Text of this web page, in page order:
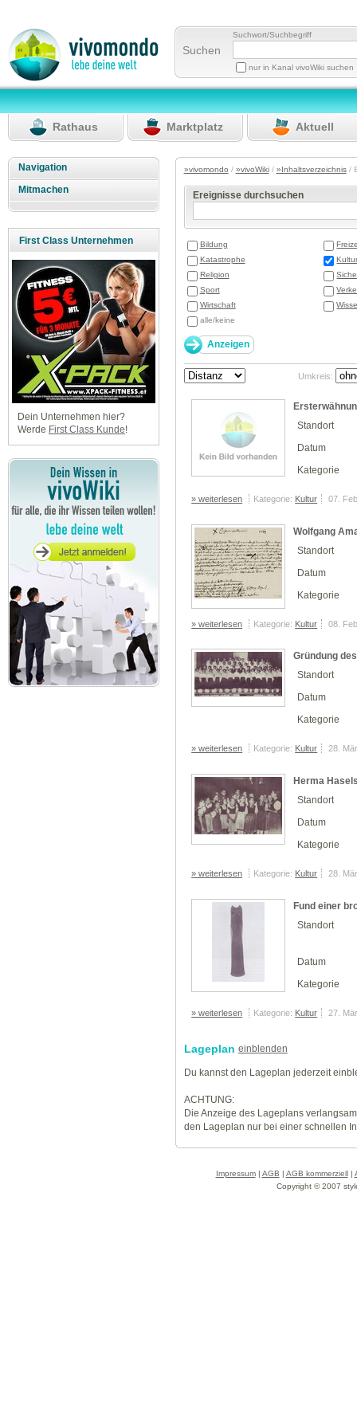
Suchen
Suchwort/Suchbegriff
nur in Kanal vivoWiki suchen
Rathaus Marktplatz Aktuell
Navigation
Mitmachen
First Class Unternehmen
Dein Unternehmen hier?
Werde First Class Kunde!
»vivomondo / »vivoWiki/ »Inhaltsverzeichnis/
Ereignisse durchsuchen
Bildung
Katastrophe
Religion
Sport
Wirtschaft
alle/keine
Umkreis:
Standort
Datum
Kategorie
» weiterlesen Kategorie: Kultur 07.
Wolfgang
Standort
Datum
Kategorie
» weiterlesen Kategorie: Kultur 08.
Gründung
Standort
Datum
Kategorie
» weiterlesen Kategorie: Kultur 28.
Herma
Standort
Datum
Kategorie
» weiterlesen Kategorie: Kultur 28.
Fund einer
Standort
Datum
Kategorie
» weiterlesen Kategorie: Kultur 27.
Lageplan einblenden
Du kannst den Lageplan jederzeit
ACHTUNG:
Die Anzeige des Lageplans
den Lageplan nur bei einer schnellen
Impressum| AGB | AGB kommerziell|
Copyright © 2007